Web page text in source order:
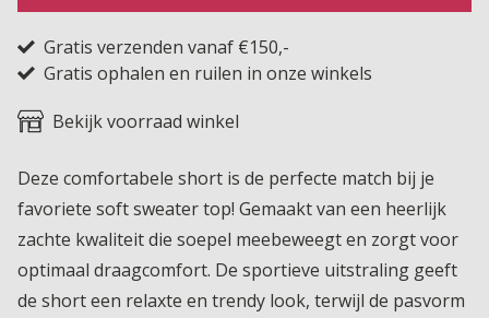
Gratis verzenden vanaf €150,-
Gratis ophalen en ruilen in onze winkels
Bekijk voorraad winkel
Deze comfortabele short is de perfecte match bij je
favoriete soft sweater top! Gemaakt van een heerlijk
zachte kwaliteit die soepel meebeweegt en zorgt voor
optimaal draagcomfort. De sportieve uitstraling geeft
de short een relaxte en trendy look, terwijl de pasvorm